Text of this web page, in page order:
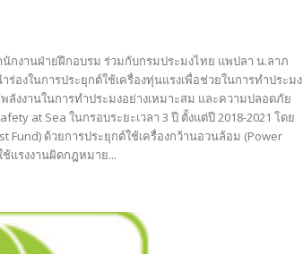
นักงานฝ่ายฝึกอบรม ร่วมกับกรมประมงไทย แพปลา น.ลาภ
องในการประยุกต์ใช้เครื่องทุ่นแรงเพื่อช่วยในการทำประมง
ลังงานในการทำประมงอย่างเหมาะสม และความปลอดภัย
at Sea ในกรอบระยะเวลา 3 ปี ตั้งแต่ปี 2018-2021 โดย
ด้วยการประยุกต์ใช้เครื่องกว้านอวนล้อม (Power
แรงงานผิดกฎหมาย...